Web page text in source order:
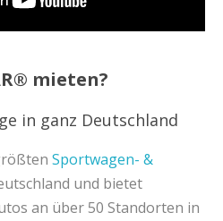
mieten?
in ganz Deutschland
Sportwagen- &
und bietet
an über 50 Standorten in